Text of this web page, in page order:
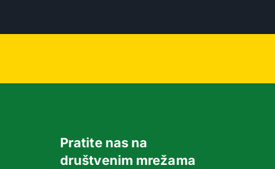
Pratite nas na
društvenim mrežama